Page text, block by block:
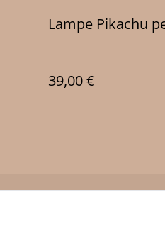
Lampe Pikachu
39,00 €